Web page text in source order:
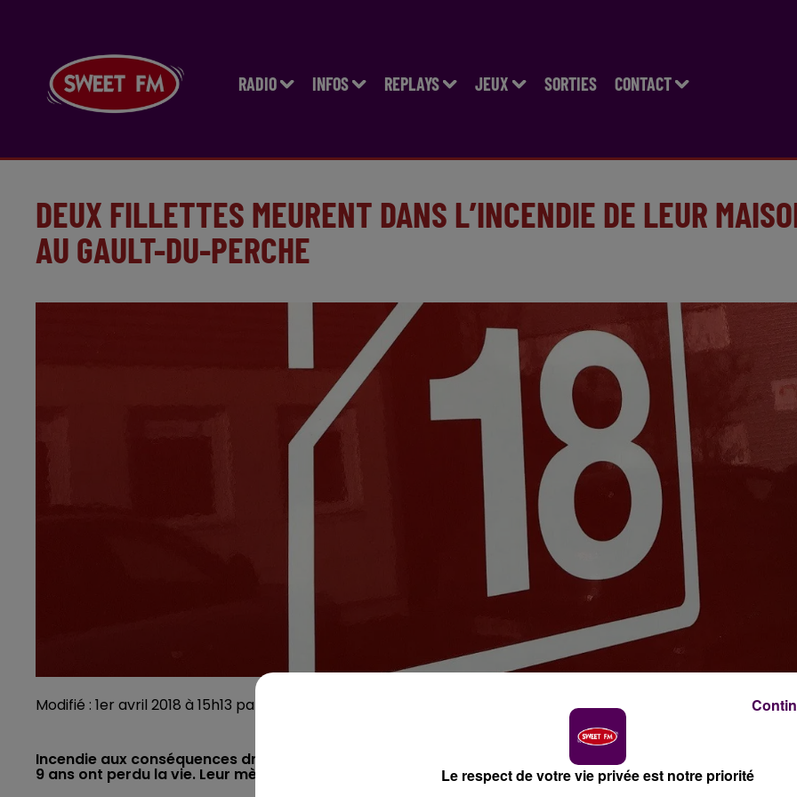
RADIO INFOS REPLAYS JEUX SORTIES CONTACT
DEUX FILLETTES MEURENT DANS L’INCENDIE DE LEUR
AU GAULT-DU-PERCHE
Modifié : 1er avril 2018 à 15h13 par Mélanie Kuszelewicz
Incendie aux conséquences dramatiques ce dimanche 1er avril dans le Loir-et-Cher : deux fillettes de 4 et
9 ans ont perdu la vie. Leur mère, retrouvée inconsciente, est hospitalisée.Le respect de votre vie privée est notre priorité